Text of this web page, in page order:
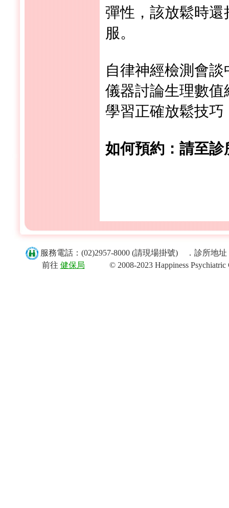
彈性，該放鬆時
服。
自律神經檢測會
儀器討論生理數
學習正確放鬆技
如何預約：請至
服務電話：(02)2957-8000 (請現場掛號) ．診所地
前往 健保局 © 2008-2023 Happiness Psychiatric